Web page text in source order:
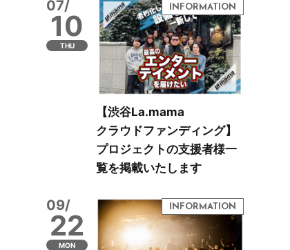
07/
10
THU
【渋谷La.mama
クラウドファンディング】
プロジェクトの支援者様一
覧を掲載いたします
09/
22
MON